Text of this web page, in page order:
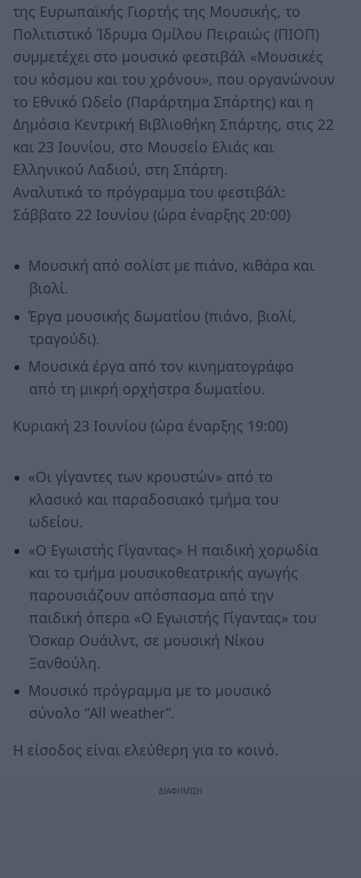
της Ευρωπαϊκής Γιορτής της Μουσικής, το
Πολιτιστικό Ίδρυμα Ομίλου Πειραιώς (ΠΙΟΠ)
συμμετέχει στο μουσικό φεστιβάλ «Μουσικές
του κόσμου και του χρόνου», που οργανώνουν
το Εθνικό Ωδείο (Παράρτημα Σπάρτης) και η
Δημόσια Κεντρική Βιβλιοθήκη Σπάρτης, στις 22
και 23 Ιουνίου, στο Μουσείο Ελιάς και
Ελληνικού Λαδιού, στη Σπάρτη.
Αναλυτικά το πρόγραμμα του φεστιβάλ:
Σάββατο 22 Ιουνίου (ώρα έναρξης 20:00)
Μουσική από σολίστ με πιάνο, κιθάρα και
βιολί.
Έργα μουσικής δωματίου (πιάνο, βιολί,
τραγούδι).
Μουσικά έργα από τον κινηματογράφο
από τη μικρή ορχήστρα δωματίου.
Κυριακή 23 Ιουνίου (ώρα έναρξης 19:00)
«Οι γίγαντες των κρουστών» από το
κλασικό και παραδοσιακό τμήμα του
ωδείου.
«Ο Εγωιστής Γίγαντας» Η παιδική χορωδία
και το τμήμα μουσικοθεατρικής αγωγής
παρουσιάζουν απόσπασμα από την
παιδική όπερα «Ο Εγωιστής Γίγαντας» του
Όσκαρ Ουάιλντ, σε μουσική Νίκου
Ξανθούλη.
Μουσικό πρόγραμμα με το μουσικό
σύνολο “All weather”.
Η είσοδος είναι ελεύθερη για το κοινό.